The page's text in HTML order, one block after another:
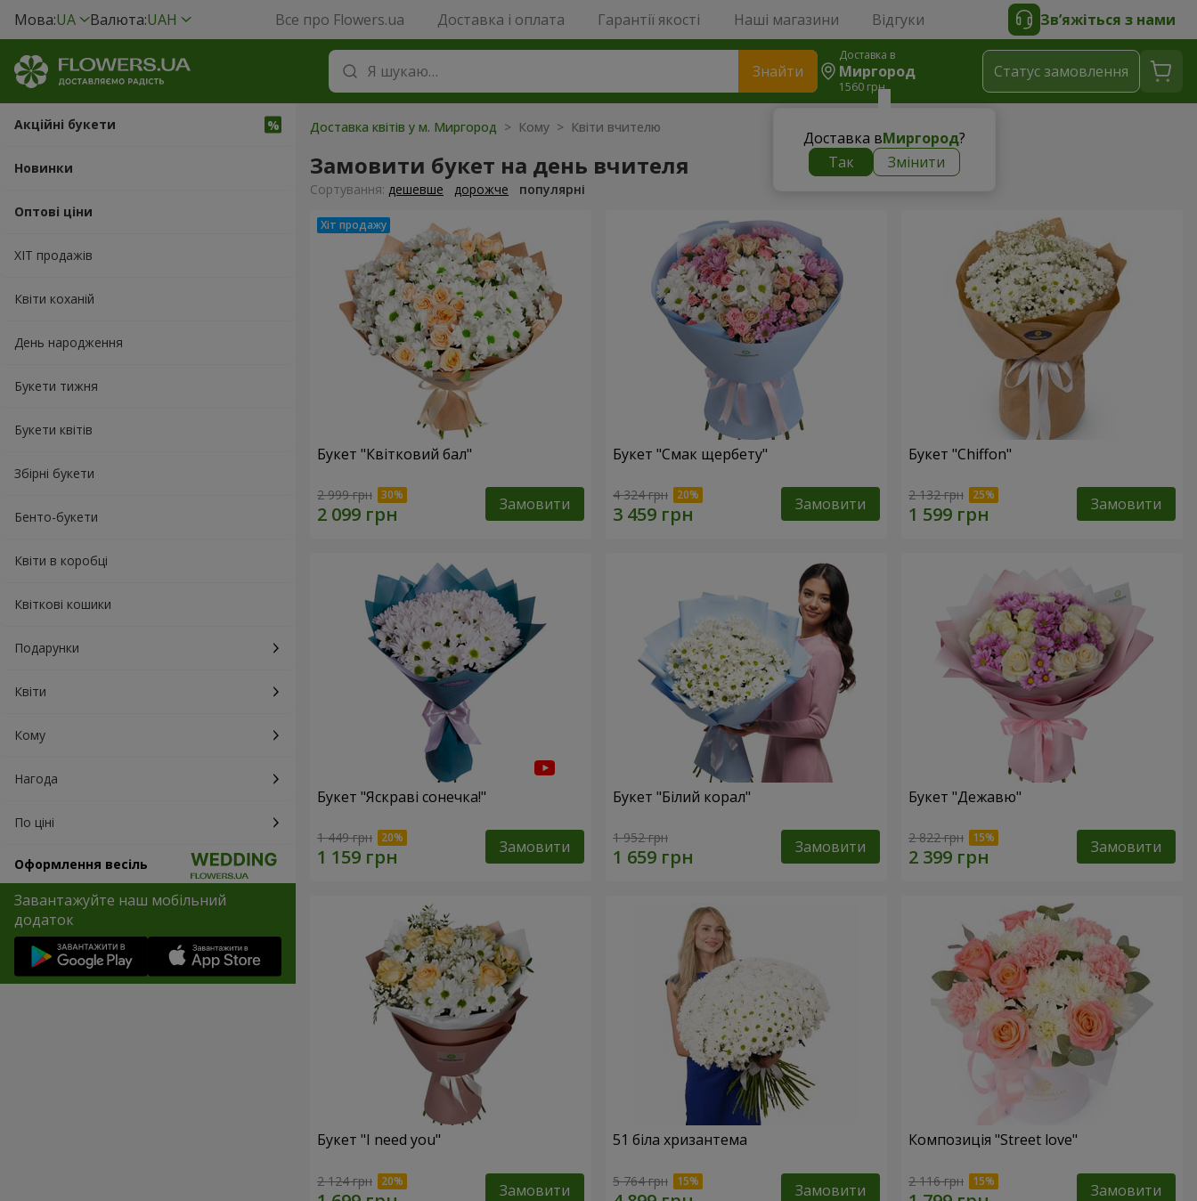
Мова:UA Валюта:UAH Все про Flowers.ua Доставка і оплата Гарантії якості Наші магазини Відгуки Зв’яжіться з нами
Знайти
Доставка в
Миргород
1560 грн
Доставка вМиргород?
Так
Змінити
Статус замовлення
Акційні букети
Новинки
Оптові ціни
ХІТ продажів
Квіти коханій
День народження
Букети тижня
Букети квітів
Збірні букети
Бенто-букети
Квіти в коробці
Квіткові кошики
Подарунки
Квіти
Кому
Нагода
По ціні
Оформлення весіль
Завантажуйте наш мобільний
додаток
Доставка квітів у м. Миргород > Кому > Квіти вчителю
Замовити букет на день вчителя
Сортування: дешевше дорожче популярні
Букет "Квітковий бал"
2 999 грн Замовити
Букет "Смак щербету"
4 324 грн Замовити
Букет "Chiffon"
2 132 грн Замовити
Букет "Яскраві сонечка!"
1 449 грн Замовити
Букет "Білий корал"
1 952 грн Замовити
Букет "Дежавю"
2 822 грн Замовити
Букет "I need you"
2 124 грн Замовити
51 біла хризантема
5 764 грн Замовити
Композиція "Street love"
2 116 грн Замовити